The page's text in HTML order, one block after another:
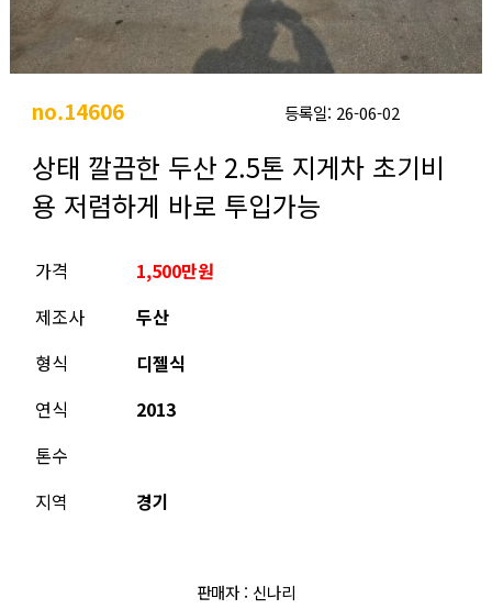
no.14606 등록일: 26-06-02
상태 깔끔한 두산 2.5톤 지게차 초기비
용 저렴하게 바로 투입가능
가격
1,500만원
제조사
두산
형식
디젤식
연식
2013
톤수
지역
경기
판매자 : 신나리